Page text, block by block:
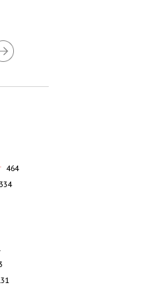
464
334